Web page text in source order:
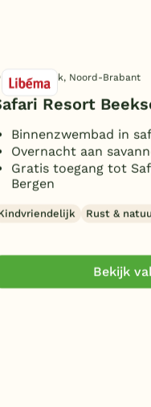
Hilvarenbeek, Noord-Brabant
Resort
Binnenzwembad in
Overnacht aan
Gratis toegang tot
Bergen
Rust &
Bekijk